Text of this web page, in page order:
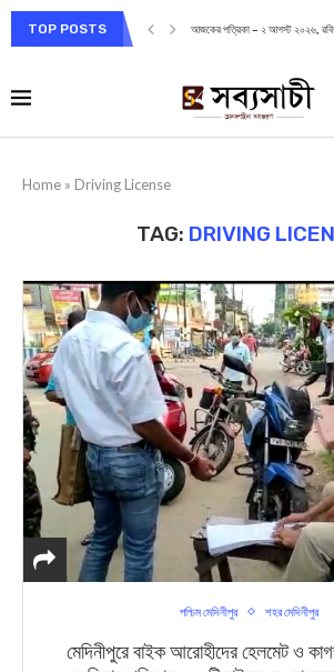
TOP POSTS আজকের পত্রিকা – ২ আগস্ট ২০২৬,
Home » Driving License
TAG: DRIVING
পশ্চিম মেদিনীপুর শহর মেদিনীপুর
মেদিনীপুরে বাইক আরোহীদের হেলমেট ও